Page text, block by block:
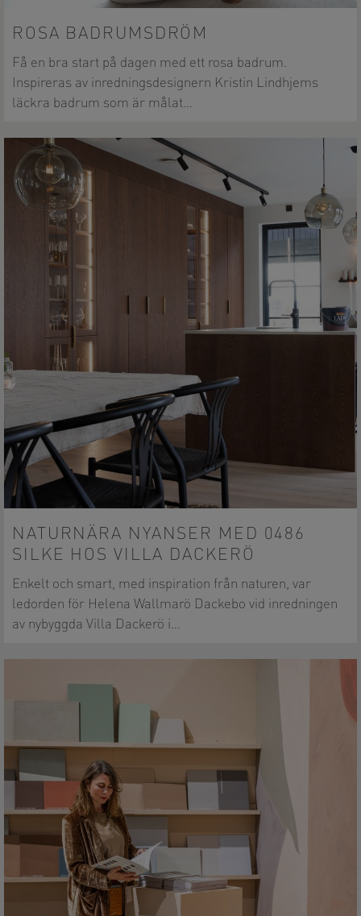
ROSA BADRUMSDRÖM
Få en bra start på dagen med ett rosa badrum.
Inspireras av inredningsdesignern Kristin Lindhjems
läckra badrum som är målat…
NATURNÄRA NYANSER MED 0486
SILKE HOS VILLA DACKERÖ
Enkelt och smart, med inspiration från naturen, var
ledorden för Helena Wallmarö Dackebo vid inredningen
av nybyggda Villa Dackerö i…